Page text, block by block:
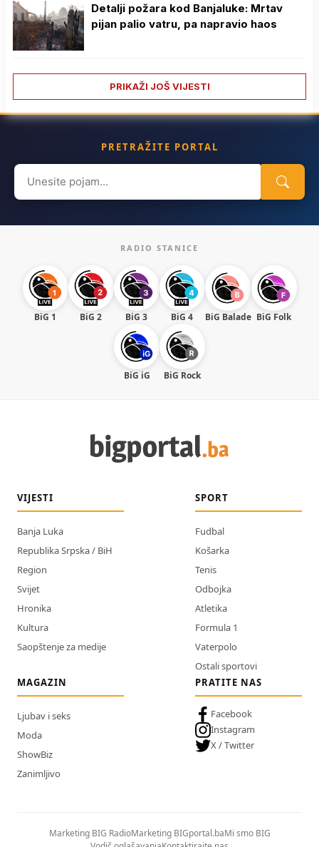
Detalji požara kod Banjaluke: Mrtav
pijan palio vatru, pa napravio haos
PRIKAŽI JOŠ VIJESTI
PRETRAŽITE PORTAL
Search
for:
RADIO STANICE
BiG 1 BiG 2 BiG 3 BiG 4 BiG Balade BiG Folk
BiG iG BiG Rock
VIJESTI
Banja Luka
Republika Srpska / BiH
Region
Svijet
Hronika
Kultura
Saopštenje za medije
SPORT
Fudbal
Košarka
Tenis
Odbojka
Atletika
Formula 1
Vaterpolo
Ostali sportovi
MAGAZIN
Ljubav i seks
Moda
ShowBiz
Zanimljivo
PRATITE NAS
Facebook
Instagram
X / Twitter
Marketing BIG RadioMarketing BIGportal.baMi smo BIG